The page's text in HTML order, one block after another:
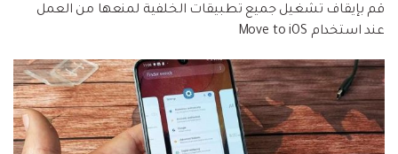
قم بإيقاف تشغيل جميع تطبيقات الخلفية لمنعها من العمل
عند استخدام Move to iOS